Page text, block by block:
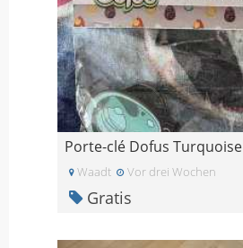
Porte-clé Dofus Turquoise
Waadt Vor drei Wochen
Gratis